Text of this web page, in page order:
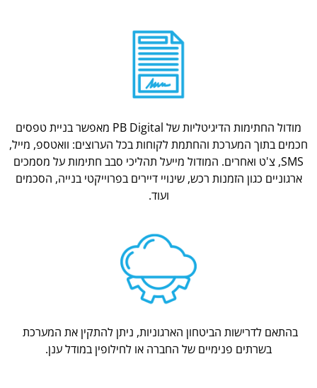
מודול החתימות הדיגיטליות של PB Digital מאפשר בניית טפסים
חכמים בתוך המערכת והחתמת לקוחות בכל הערוצים: וואטספ, מייל,
SMS, צ'ט ואחרים. המודול מייעל תהליכי סבב חתימות על מסמכים
ארגוניים כגון הזמנות רכש, שינויי דיירים בפרוייקטי בנייה, הסכמים
ועוד.
בהתאם לדרישות הביטחון הארגוניות, ניתן להתקין את המערכת
בשרתים פנימיים של החברה או לחילופין במודל ענן.